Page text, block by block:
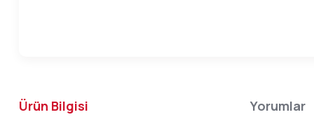
Ürün Bilgisi Yorumlar